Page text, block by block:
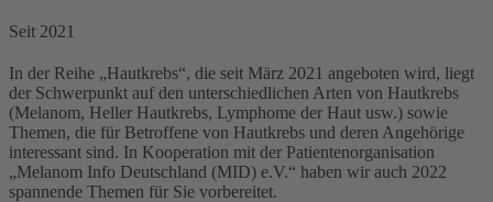
Seit 2021
In der Reihe „Hautkrebs“, die seit März 2021 angeboten wird, liegt
der Schwerpunkt auf den unterschiedlichen Arten von Hautkrebs
(Melanom, Heller Hautkrebs, Lymphome der Haut usw.) sowie
Themen, die für Betroffene von Hautkrebs und deren Angehörige
interessant sind. In Kooperation mit der Patientenorganisation
„Melanom Info Deutschland (MID) e.V.“ haben wir auch 2022
spannende Themen für Sie vorbereitet.